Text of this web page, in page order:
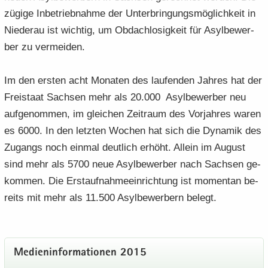
zü­gi­ge In­be­trieb­nah­me der Un­ter­brin­gungs­mög­lich­keit in
Nie­der­au ist wich­tig, um Ob­dach­lo­sig­keit für Asyl­be­wer­
ber zu ver­mei­den.
Im den ers­ten acht Mo­na­ten des lau­fen­den Jah­res hat der
Frei­staat Sach­sen mehr als 20.000 Asyl­be­wer­ber neu
auf­ge­nom­men, im glei­chen Zeit­raum des Vor­jah­res waren
es 6000. In den letz­ten Wo­chen hat sich die Dy­na­mik des
Zu­gangs noch ein­mal deut­lich er­höht. Al­lein im Au­gust
sind mehr als 5700 neue Asyl­be­wer­ber nach Sach­sen ge­
kom­men. Die Erst­auf­nah­me­ein­rich­tung ist mo­men­tan be­
reits mit mehr als 11.500 Asyl­be­wer­bern be­legt.
Me­di­en­in­for­ma­tio­nen 2015